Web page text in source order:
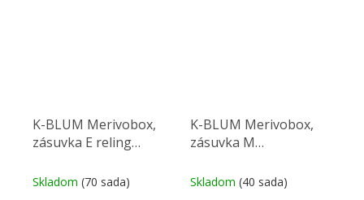
K-BLUM Merivobox,
zásuvka E reling
skrutka, drez
Skladom (70 sada)
K-BLUM Merivobox,
zásuvka M
sivá IG, Inserta, drez
Skladom (40 sada)